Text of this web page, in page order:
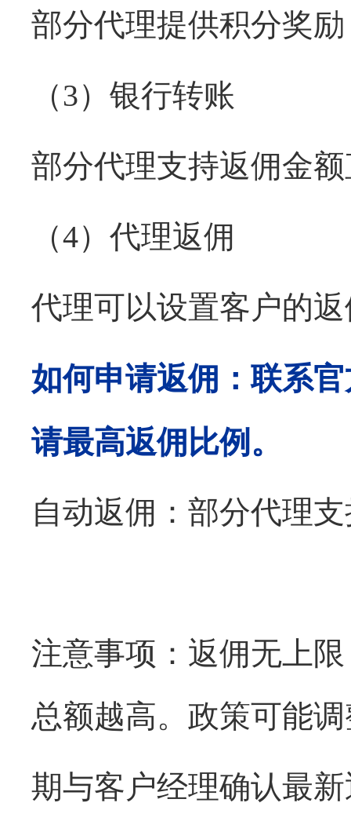
部分代理提供积分奖
（3）银行转账
部分代理支持返佣金
（4）代理返佣
代理可以设置客户的
如何申请返佣：联系
请最高返佣比例。
自动返佣：部分代理
注意事项：返佣无上
总额越高。政策可能
期与客户经理确认最